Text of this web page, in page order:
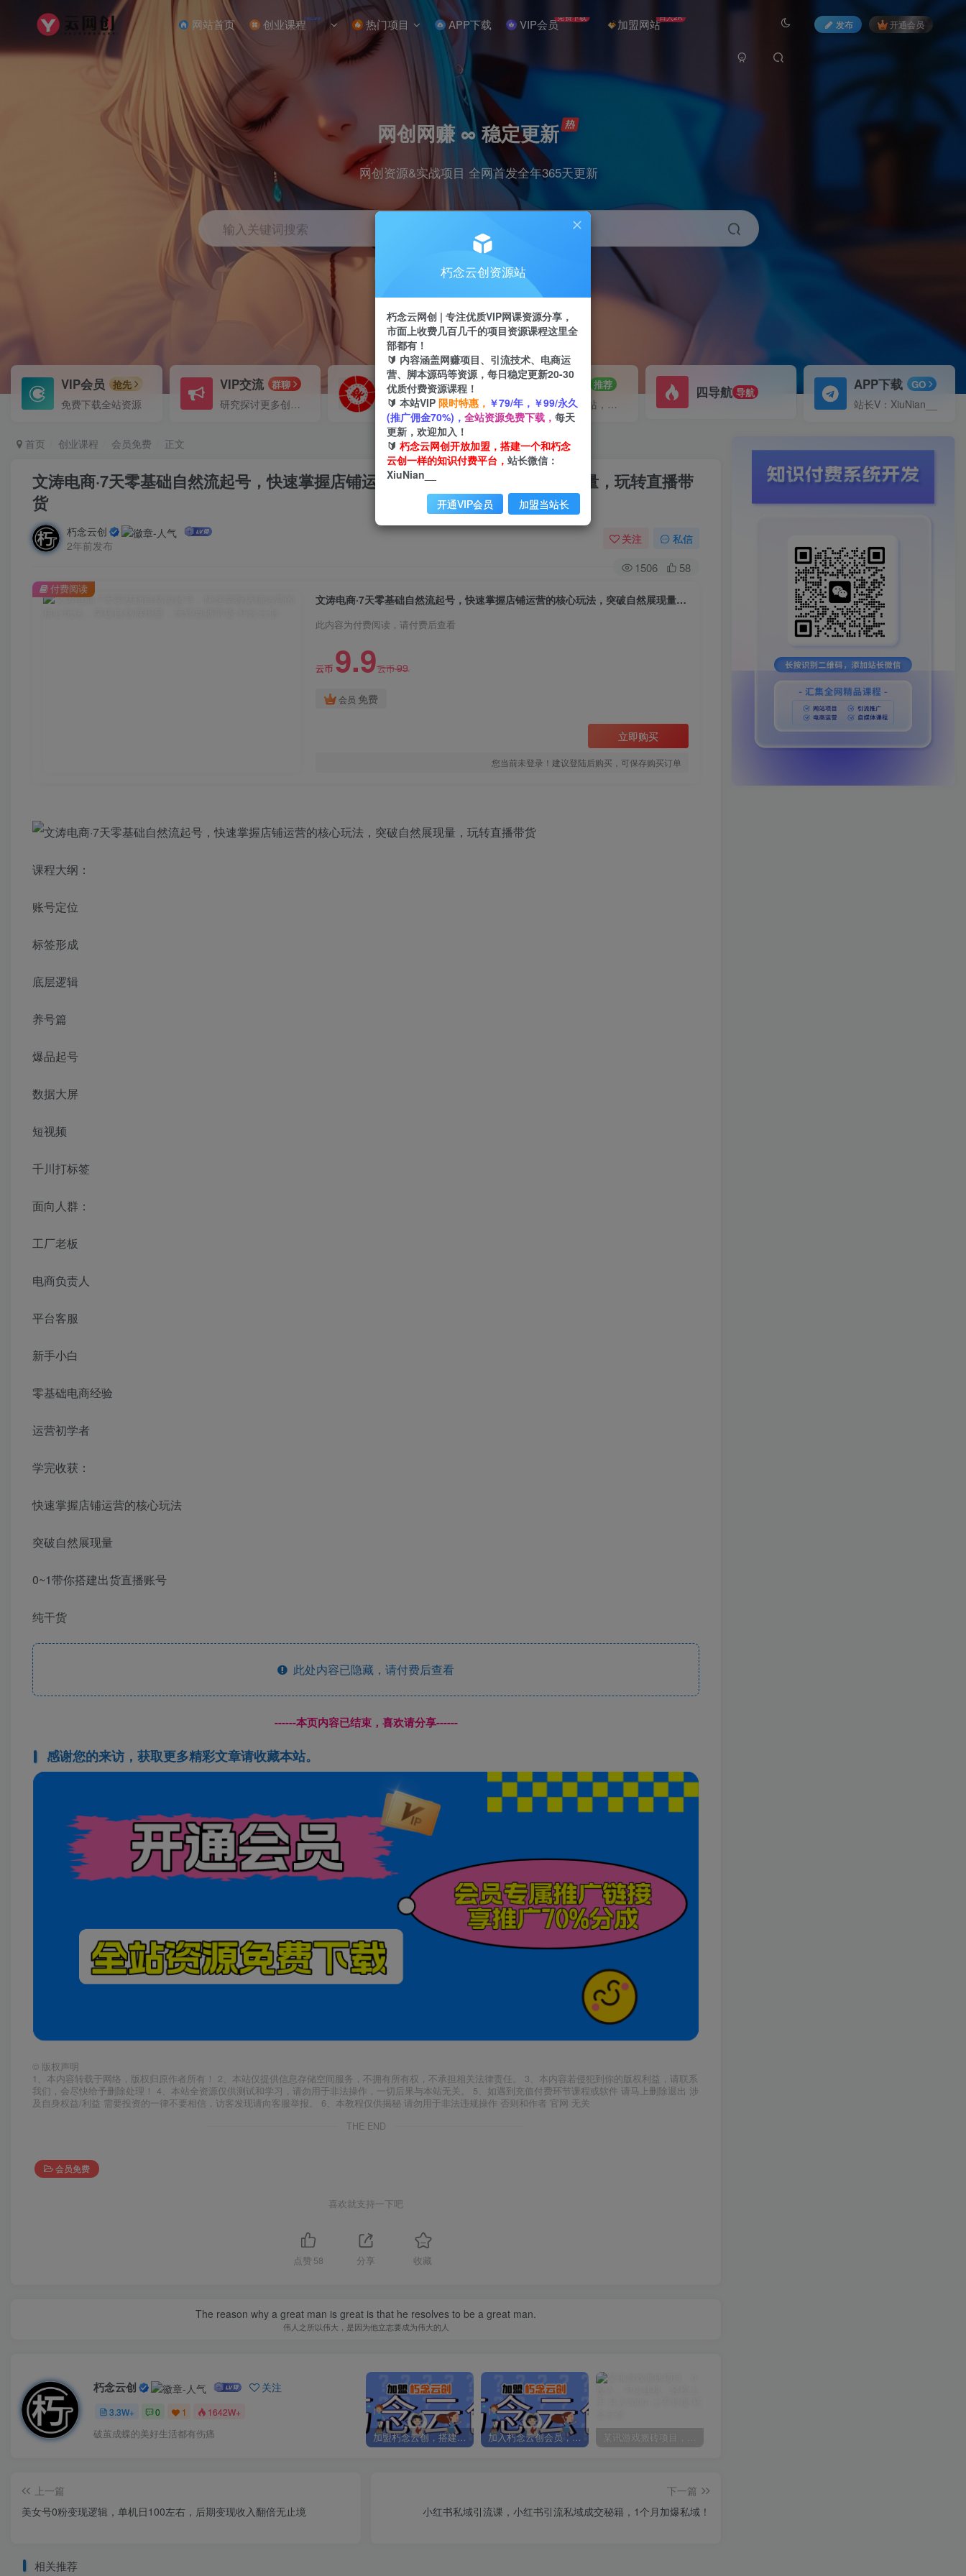
网站首页 创业课程NEW 热门项目 APP下载 VIP会员免费下载 加盟网站日入2K
发布 开通会员
网创网赚 ∞ 稳定更新
网创资源&实战项目 全网首发全年365天更新
输入关键词搜索
小红书 挂机 快手
VIP会员 抢先
免费下载全站资源
VIP交流 群聊
研究探讨更多创业项目路子。
VIP推广
70%分佣
会员专属推广链接
招募站长 推荐
搭建同款网站，自己当老板
四导航 导航 APP下载 GO
站长V：XiuNian__
首页 创业课程 会员免费 正文
文涛电商·7天零基础自然流起号，​快速掌握店铺运营的核心玩法，突破自然展现量，玩转直播带
货
朽念云创
2年前发布
关注 私信
1506 58
文涛电商·7天零基础自然流起号，​快速掌握店铺运营的核心玩法，突破自然展现量，玩转直播带货
此内容为付费阅读，请付费后查看
云币 9.9云币99
会员 免费
立即购买
您当前未登录！建议登陆后购买，可保存购买订单
付费阅读
课程大纲：
账号定位
标签形成
底层逻辑
养号篇
爆品起号
数据大屏
短视频
千川打标签
面向人群：
工厂老板
电商负责人
平台客服
新手小白
零基础电商经验
运营初学者
学完收获：
快速掌握店铺运营的核心玩法
突破自然展现量
0~1带你搭建出货直播账号
纯干货
此处内容已隐藏，请付费后查看
------本页内容已结束，喜欢请分享------
感谢您的来访，获取更多精彩文章请收藏本站。
© 版权声明
1、本内容转载于网络，版权归原作者所有！ 2、本站仅提供信息存储空间服务，不拥有所有权，不承担相关法律责任。 3、本内容若侵犯到你的版权利益，请联系
我们，会尽快给予删除处理！ 4、本站全资源仅供测试和学习，请勿用于非法操作，一切后果与本站无关。 5、如遇到充值付费环节课程或软件 请马上删除退出 涉
及自身权益/利益 需要投资的一律不要相信，访客发现请向客服举报。 6、本教程仅供揭秘 请勿用于非法违规操作 否则和作者 官网 无关
THE END
会员免费
喜欢就支持一下吧
点赞 58 分享 收藏
The reason why a great man is great is that he resolves to be a great man.
伟人之所以伟大，是因为他立志要成为伟大的人
朽念云创 关注
3.3W+ 0 1 1642W+
破茧成蝶的美好生活都有伤痛 加盟朽念云创，搭建同款项目资源站，实现日入2000+ 加入朽念云创会员，全站资源免费学习。 某讯游戏搬砖项目，0投入，可以挂机，轻松上手,月入3000+上不封顶
上一篇
美女号0粉变现逻辑，单机日100左右，后期变现收入翻倍无止境
下一篇
小红书私域引流课，小红书引流私域成交秘籍，1个月加爆私域！
相关推荐
朽念云创资源站
朽念云网创 | 专注优质VIP网课资源分享，
市面上收费几百几千的项目资源课程这里全
部都有！
🔰 内容涵盖网赚项目、引流技术、电商运
营、脚本源码等资源，每日稳定更新20-30
优质付费资源课程！
🔰 本站VIP 限时特惠， ￥79/年，￥99/永久
(推广佣金70%)， 全站资源免费下载， 每天
更新，欢迎加入！
🔰 朽念云网创开放加盟，搭建一个和朽念
云创一样的知识付费平台， 站长微信：
XiuNian__
开通VIP会员 加盟当站长